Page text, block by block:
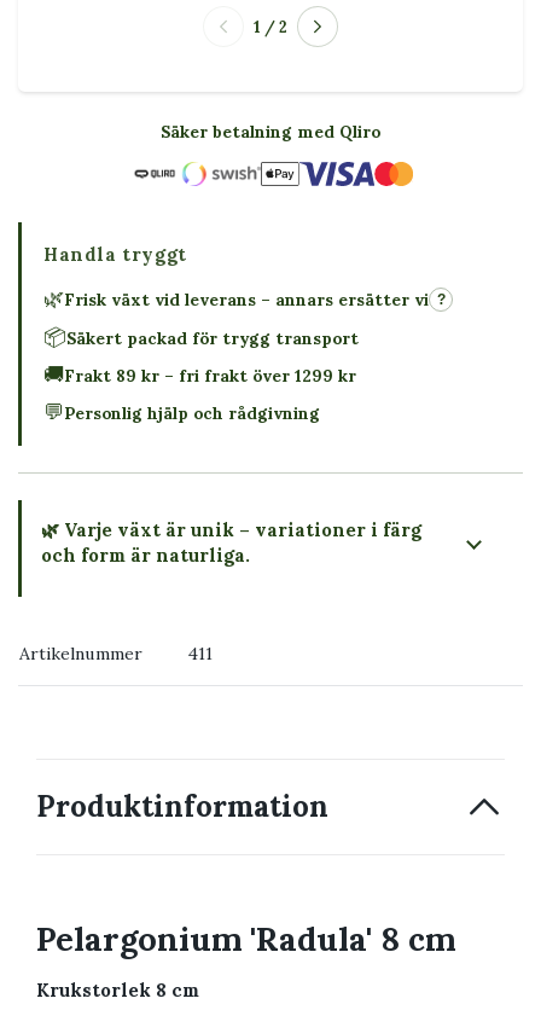
1 / 2
Säker betalning med Qliro
Handla tryggt
🌿Frisk växt vid leverans – annars ersätter vi ?
📦Säkert packad för trygg transport
🚚Frakt 89 kr – fri frakt över 1299 kr
💬Personlig hjälp och rådgivning
🌿 Varje växt är unik – variationer i färg
och form är naturliga.
Artikelnummer 411
Produktinformation
Pelargonium 'Radula' 8 cm
Krukstorlek 8 cm